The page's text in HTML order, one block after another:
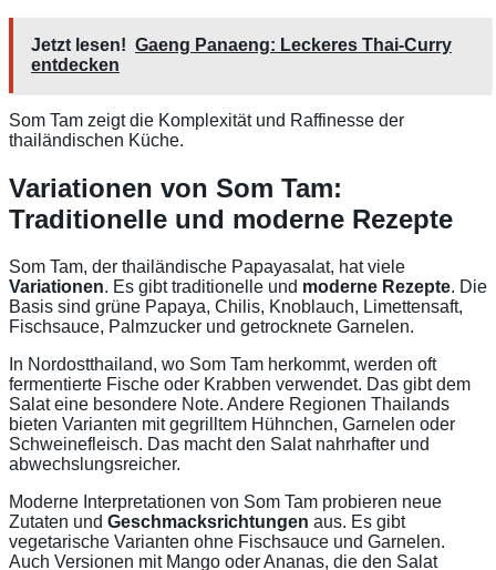
Jetzt lesen! Gaeng Panaeng: Leckeres Thai-Curry
entdecken
Som Tam zeigt die Komplexität und Raffinesse der
thailändischen Küche.
Variationen von Som Tam:
Traditionelle und moderne Rezepte
Som Tam, der thailändische Papayasalat, hat viele
Variationen. Es gibt traditionelle und moderne Rezepte. Die
Basis sind grüne Papaya, Chilis, Knoblauch, Limettensaft,
Fischsauce, Palmzucker und getrocknete Garnelen.
In Nordostthailand, wo Som Tam herkommt, werden oft
fermentierte Fische oder Krabben verwendet. Das gibt dem
Salat eine besondere Note. Andere Regionen Thailands
bieten Varianten mit gegrilltem Hühnchen, Garnelen oder
Schweinefleisch. Das macht den Salat nahrhafter und
abwechslungsreicher.
Moderne Interpretationen von Som Tam probieren neue
Zutaten und Geschmacksrichtungen aus. Es gibt
vegetarische Varianten ohne Fischsauce und Garnelen.
Auch Versionen mit Mango oder Ananas, die den Salat